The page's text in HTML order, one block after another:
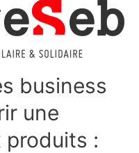
business
une
produits :